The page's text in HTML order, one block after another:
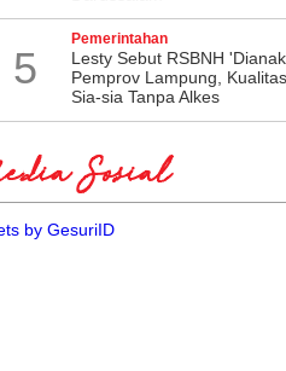
5
Pemerintahan
Lesty Sebut RSBNH
Pemprov Lampung,
Sia-sia Tanpa Alkes
Sosial
by GesuriID